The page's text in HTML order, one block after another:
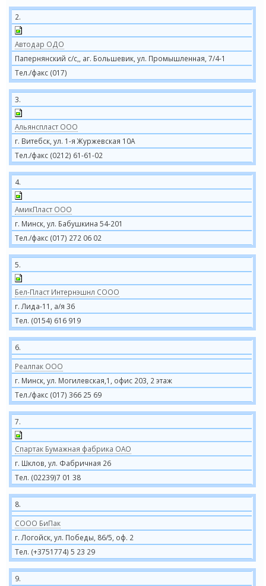
2.
Автодар ОДО
Папернянский с/с,, аг. Большевик, ул. Промышленная, 7/4-1
Тел./факс (017)
3.
Альянспласт ООО
г. Витебск, ул. 1-я Журжевская 10А
Тел./факс (0212) 61-61-02
4.
АмикПласт ООО
г. Минск, ул. Бабушкина 54-201
Тел./факс (017) 272 06 02
5.
Бел-Пласт Интернэшнл СООО
г. Лида-11, а/я 36
Тел. (0154) 616 919
6.
Реалпак ООО
г. Минск, ул. Могилевская,1, офис 203, 2 этаж
Тел./факс (017) 366 25 69
7.
Спартак Бумажная фабрика ОАО
г. Шклов, ул. Фабричная 26
Тел. (02239)7 01 38
8.
COOO БиПак
г. Логойск, ул. Победы, 86/5, оф. 2
Тел. (+3751774) 5 23 29
9.